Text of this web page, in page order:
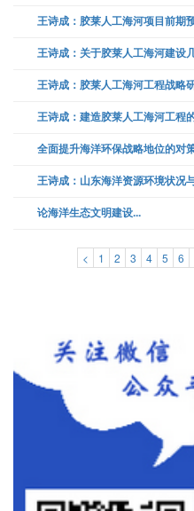
王诗成：胶莱人工海河项目前期
王诗成：关于胶莱人工海河建设
王诗成：胶莱人工海河工程战略
王诗成：建造胶莱人工海河工程
全面提升海洋环保战略地位的对
王诗成：山东海洋资源环境状况
论海洋生态文明建设...
< 1 2 3 4 5 6